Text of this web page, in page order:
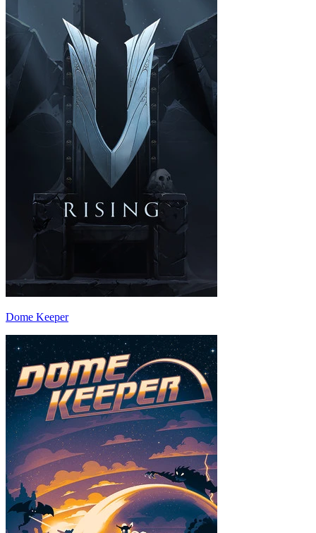
Dome Keeper